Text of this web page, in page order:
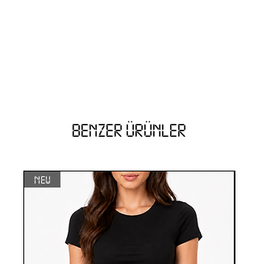
BENZER ÜRÜNLER
NEW